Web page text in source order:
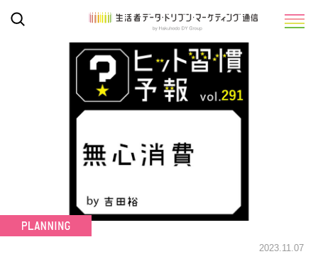
2023.11.07